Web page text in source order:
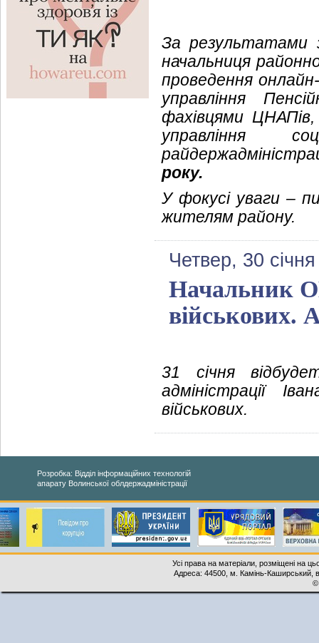
За результатами
начальниця
проведення
управління
фахівцями ЦНАПів,
управління
року.
У фокусі уваги –
жителям району.
Четвер, 30
Начальник
31 січня
адміністрації
військових.
Розробка: Відділ інформаційних технологій
апарату Волинської облдержадміністрації
Усі права на матеріали, розміщені на
Адреса: 44500, м. Камінь-Каширський,
©